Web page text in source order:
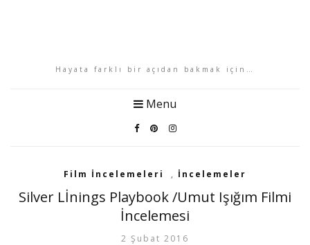
Hayata farklı bir açıdan bakmak için…
Menu
Film İncelemeleri , İncelemeler
Silver Lİnings Playbook /Umut Işığım Filmi
İncelemesi
2 Şubat 2016